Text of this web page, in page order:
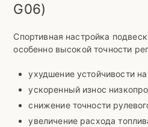
G06)
Спортивная настройка
особенно высокой точности
ухудшение устойчивости
ускоренный износ
снижение точности
увеличение расхода